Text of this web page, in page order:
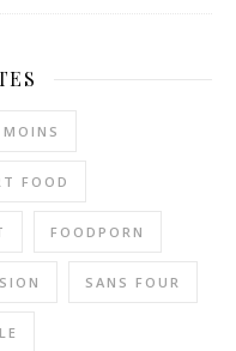
FOOD
FOODPORN
SANS FOUR